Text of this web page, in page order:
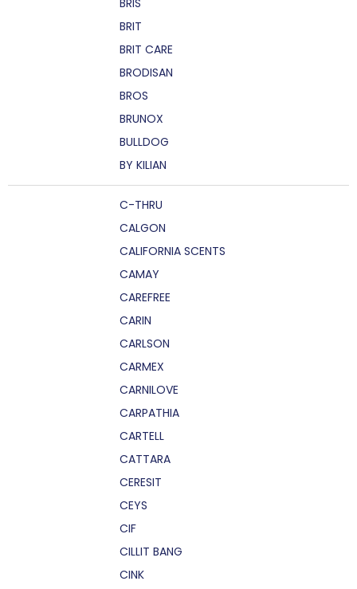
BRIS
BRIT
BRIT CARE
BRODISAN
BROS
BRUNOX
BULLDOG
BY KILIAN
C-THRU
CALGON
CALIFORNIA SCENTS
CAMAY
CAREFREE
CARIN
CARLSON
CARMEX
CARNILOVE
CARPATHIA
CARTELL
CATTARA
CERESIT
CEYS
CIF
CILLIT BANG
CINK